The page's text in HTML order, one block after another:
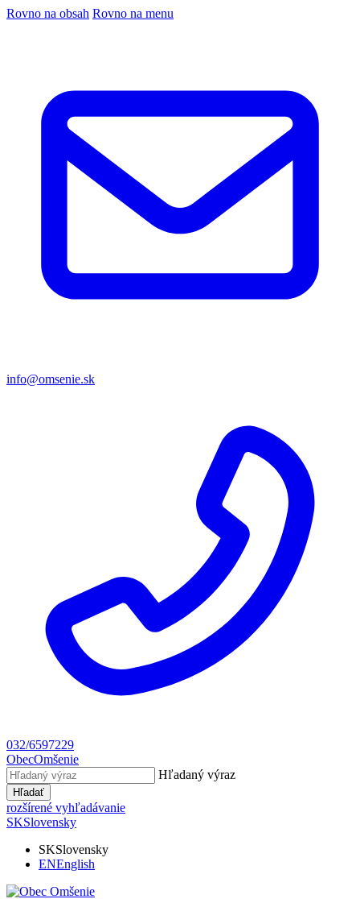
Rovno na obsah Rovno na menu
info@omsenie.sk
032/6597229
ObecOmšenie
Hľadaný výraz
Hľadať
rozšírené vyhľadávanie
SKSlovensky
SKSlovensky
ENEnglish